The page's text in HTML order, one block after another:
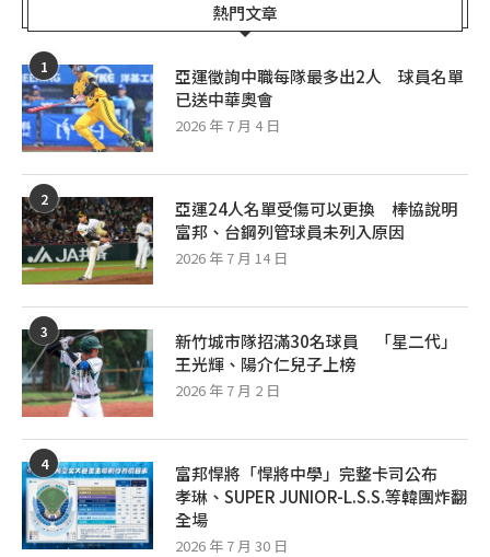
熱門文章
1
亞運徵詢中職每隊最多出2人 球員名單
已送中華奧會
2026 年 7 月 4 日
2
亞運24人名單受傷可以更換 棒協說明
富邦、台鋼列管球員未列入原因
2026 年 7 月 14 日
3
新竹城市隊招滿30名球員 「星二代」
王光輝、陽介仁兒子上榜
2026 年 7 月 2 日
4
富邦悍將「悍將中學」完整卡司公布
孝琳、SUPER JUNIOR-L.S.S.等韓團炸翻
全場
2026 年 7 月 30 日